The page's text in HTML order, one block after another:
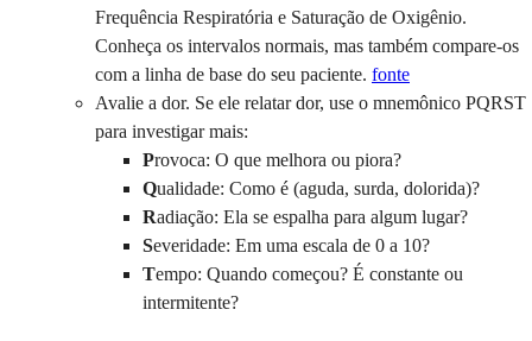
Frequência Respiratória e Saturação de Oxigênio.
Conheça os intervalos normais, mas também compare-os
com a linha de base do seu paciente. fonte
Avalie a dor. Se ele relatar dor, use o mnemônico PQRST
para investigar mais:
Provoca: O que melhora ou piora?
Qualidade: Como é (aguda, surda, dolorida)?
Radiação: Ela se espalha para algum lugar?
Severidade: Em uma escala de 0 a 10?
Tempo: Quando começou? É constante ou
intermitente?